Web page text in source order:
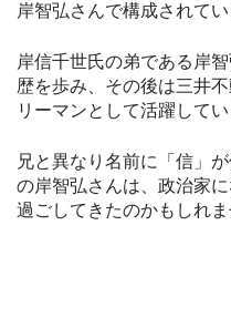
岸智弘さんで構成されてい
岸信千世氏の弟である岸
歴を歩み、その後は三井
リーマンとして活躍して
兄と異なり名前に「信」
の岸智弘さんは、政治家
過ごしてきたのかもしれま